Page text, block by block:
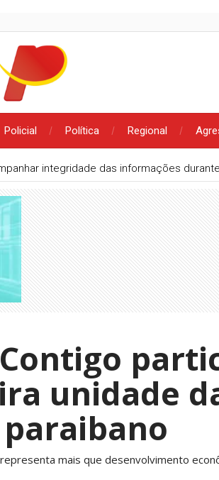
Policial Política Regional
integridade das informações
unidade
mais que desenvolvimento